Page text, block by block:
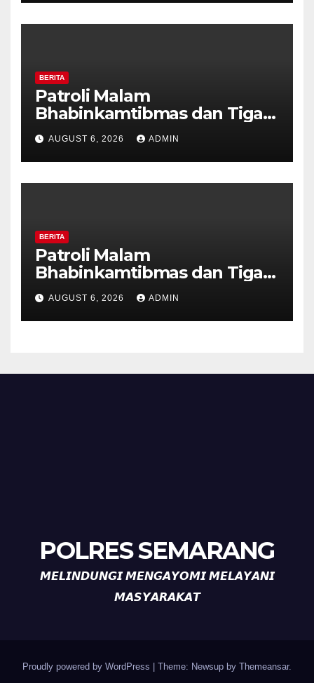
BERITA
Patroli Malam
Bhabinkamtibmas dan Tiga
Pilar Kelurahan Ungaran
Perkuat Kamtibmas, Warga
Diajak Aktifkan Ronda
AUGUST 6, 2026 ADMIN
BERITA
Patroli Malam
Bhabinkamtibmas dan Tiga
Pilar Kelurahan Ungaran
Perkuat Kamtibmas, Warga
Diajak Aktifkan Ronda
AUGUST 6, 2026 ADMIN
POLRES SEMARANG
𝙈𝙀𝙇𝙄𝙉𝘿𝙐𝙉𝙂𝙄 𝙈𝙀𝙉𝙂𝘼𝙔𝙊𝙈𝙄 𝙈𝙀𝙇𝘼𝙔𝘼𝙉𝙄
𝙈𝘼𝙎𝙔𝘼𝙍𝘼𝙆𝘼𝙏
Proudly powered by WordPress Theme: Newsup by Themeansar.